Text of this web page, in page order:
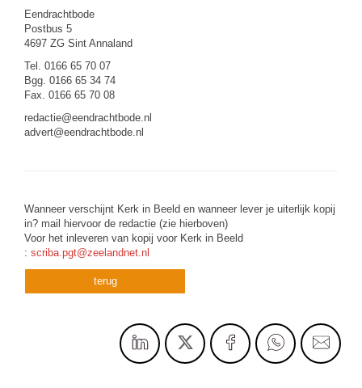
Eendrachtbode
Postbus 5
4697 ZG Sint Annaland
Tel. 0166 65 70 07
Bgg. 0166 65 34 74
Fax. 0166 65 70 08
redactie@eendrachtbode.nl
advert@eendrachtbode.nl
Wanneer verschijnt Kerk in Beeld en wanneer lever je uiterlijk kopij
in? mail hiervoor de redactie (zie hierboven)
Voor het inleveren van kopij voor Kerk in Beeld
: scriba.pgt@zeelandnet.nl
terug